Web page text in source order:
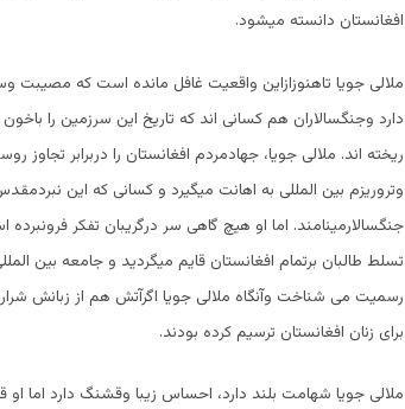
افغانستان دانسته میشود.
ملالی جویا تاهنوزازاین واقعیت غافل مانده است که مصیبت
دارد وجنگسالاران هم کسانی اند که تاریخ این سرزمین را
ریخته اند. ملالی جویا، جهادمردم افغانستان را دربرابر
وتروریزم بین المللی به اهانت میگیرد و کسانی که این
جنگسالارمینامند. اما او هیچ گاهی سر درگریبان تفکر
تسلط طالبان برتمام افغانستان قایم میگردید و جامعه بین
رسمیت می شناخت وآنگاه ملالی جویا اگرآتش هم از زبانش
برای زنان افغانستان ترسیم کرده بودند.
ملالی جویا شهامت بلند دارد، احساس زیبا وقشنگ دارد اما